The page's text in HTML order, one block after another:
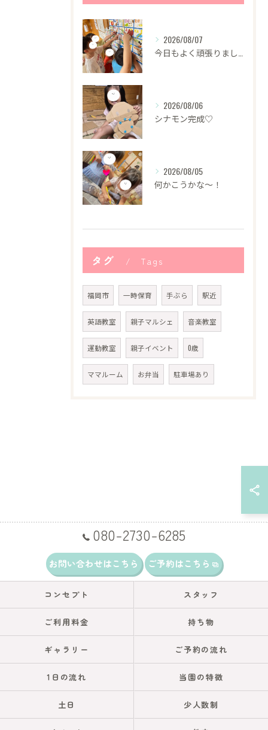
2026/08/07
2026/08/06
シナモン完成♡
2026/08/05
何かこうかな〜！
タグ Tags
福岡市 一時保育 手ぶら 駅近
英語教室 親子マルシェ 音楽教室
運動教室 親子イベント 0歳
ママルーム お弁当 駐車場あり
080-2730-6285
お問い合わせはこちら ご予約はこちら
コンセプト スタッフ
ご利用料金 持ち物
ギャラリー ご予約の流れ
1日の流れ 当園の特徴
土日 少人数制